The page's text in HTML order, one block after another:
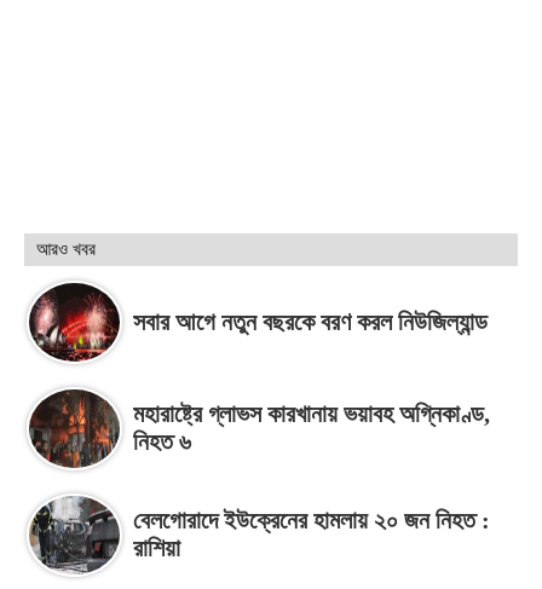
আরও খবর
সবার আগে নতুন বছরকে বরণ করল নিউজিল্যান্ড
মহারাষ্ট্রে গ্লাভস কারখানায় ভয়াবহ অগ্নিকাণ্ড,
নিহত ৬
বেলগোরাদে ইউক্রেনের হামলায় ২০ জন নিহত :
রাশিয়া